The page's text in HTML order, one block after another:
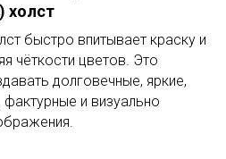
холст
быстро впитывает краску и
чёткости цветов. Это
долговечные, яркие,
фактурные и визуально